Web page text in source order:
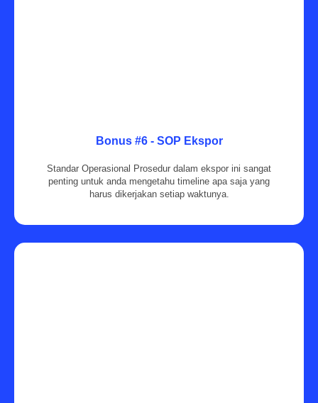
Bonus #6 - SOP Ekspor
Standar Operasional Prosedur dalam ekspor ini sangat
penting untuk anda mengetahu timeline apa saja yang
harus dikerjakan setiap waktunya.